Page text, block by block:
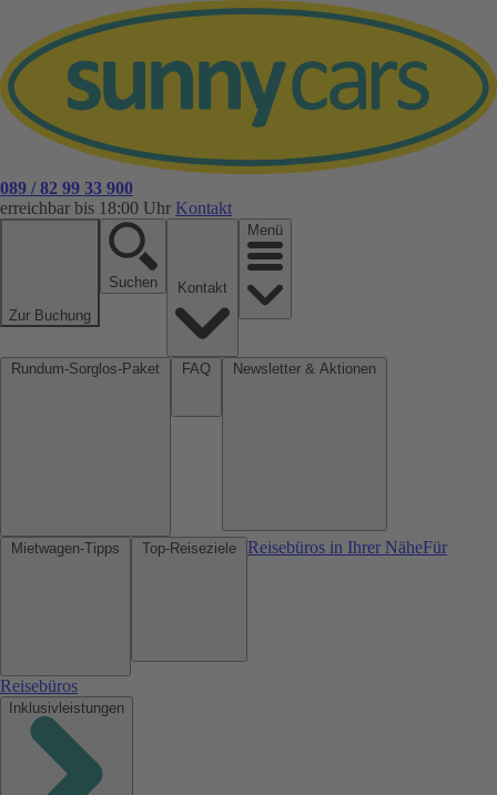
089 / 82 99 33 900
erreichbar bis 18:00 Uhr Kontakt
Zur Buchung
Suchen
Menü
Reisebüros in Ihrer NäheFür
Reisebüros
Inklusivleistungen